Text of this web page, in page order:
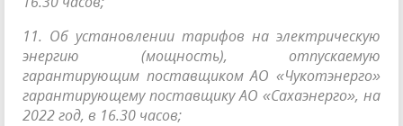
11. Об установлении тарифов на электрическую
энергию (мощность), отпускаемую
гарантирующим поставщиком АО «Чукотэнерго»
гарантирующему поставщику АО «Сахаэнерго», на
2022 год, в 16.30 часов;